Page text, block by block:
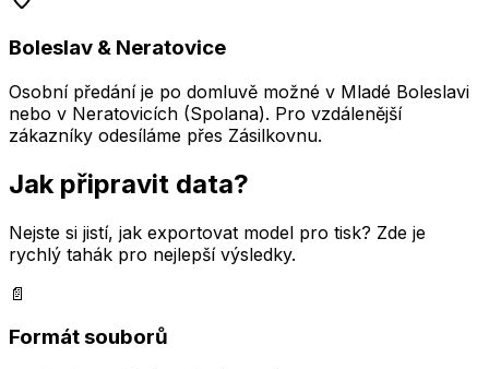
Boleslav & Neratovice
Osobní předání je po domluvě možné v Mladé Boleslavi
nebo v Neratovicích (Spolana). Pro vzdálenější
zákazníky odesíláme přes Zásilkovnu.
Jak připravit data?
Nejste si jistí, jak exportovat model pro tisk? Zde je
rychlý tahák pro nejlepší výsledky.
📄
Formát souborů